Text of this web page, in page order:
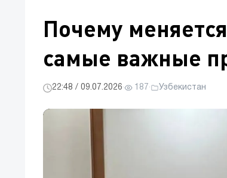
Почему
самые важные
22:48 / 09.07.2026· 187 · Узбекистан